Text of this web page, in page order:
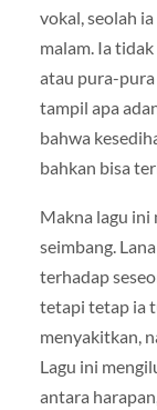
vokal, seolah
malam. Ia
atau pura-pura
tampil apa
bahwa
bahkan bisa
Makna lagu ini
seimbang.
terhadap
tetapi tetap ia
menyakitkan,
Lagu ini
antara